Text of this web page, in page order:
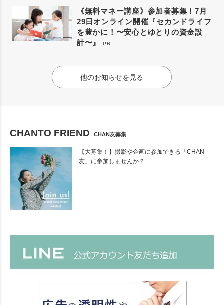
《無料マネー講座》参加者募集！7月
29日オンライン開催『セカンドライフ
を豊かに！〜安心とゆとりの資金設
計〜』
PR
他のお知らせを見る
CHANTO FRIEND CHAN友募集
【大募集！】撮影や企画に参加できる「CHAN
友」に参加しませんか？